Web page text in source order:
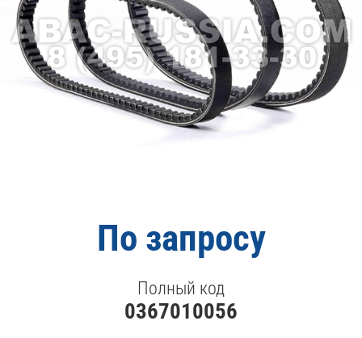
По запросу
Полный код
0367010056